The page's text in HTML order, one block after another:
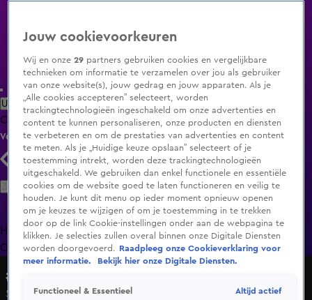
Uitzending Gemist Populaire programma's Zenders Genres
ClipsFilmsRadioSmart TV inlogShop
Volg KIJK
Zoeken
HomeUitzending Gemist Programma's De Bondgenoten
OranjezomerLivestreamsShop
#Nieuwsgierig
Seizoen 2022, aflevering 6
Jouw cookievoorkeuren
Wij en onze29 partners gebruiken cookies en vergelijkbare
technieken om informatie te verzamelen over jou als gebruiker
van onze website(s), jouw gedrag en jouw apparaten. Als je
„Alle cookies accepteren” selecteert, worden
trackingtechnologieën ingeschakeld om onze advertenties en
content te kunnen personaliseren, onze producten en diensten
te verbeteren en om de prestaties van advertenties en content
te meten. Als je „Huidige keuze opslaan” selecteert of je
toestemming intrekt, worden deze trackingtechnologieën
uitgeschakeld. We gebruiken dan enkel functionele en essentiële
cookies om de website goed te laten functioneren en veilig te
houden. Je kunt dit menu op ieder moment opnieuw openen
om je keuzes te wijzigen of om je toestemming in te trekken
door op de link Cookie-instellingen onder aan de webpagina te
klikken. Je selecties zullen overal binnen onze Digitale Diensten
worden doorgevoerd.
Raadpleeg onze Cookieverklaring voor
meer informatie.
Bekijk hier onze Digitale Diensten.
Functioneel & Essentieel Altijd actief